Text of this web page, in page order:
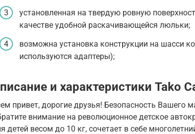
установленная на твердую ровную
качестве удобной раскачивающейся люльки;
возможна установка конструкции на шасси
используются адаптеры);
и характеристики Tako
привет, дорогие друзья! Безопасность Вашего
внимание на революционное детское
детей весом до 10 кг, сочетает в себе